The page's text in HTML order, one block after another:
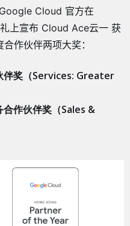
Cloud 官方在
上宣布 Cloud Ace云一 获
作伙伴两项大奖：
伴奖（Services: Greater
作伙伴奖（Sales &